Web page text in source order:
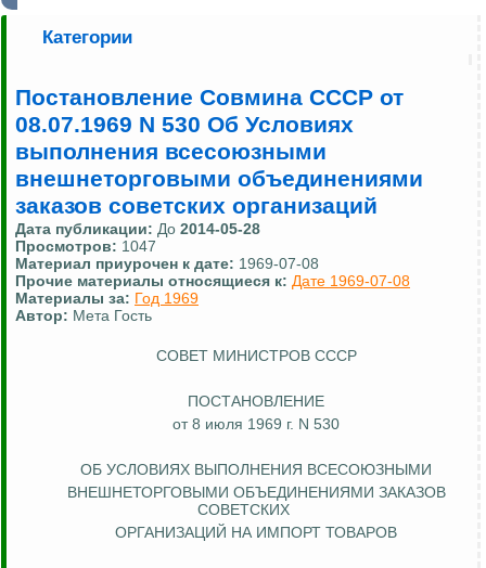
Категории
Постановление Совмина СССР от
08.07.1969 N 530 Об Условиях
выполнения всесоюзными
внешнеторговыми объединениями
заказов советских организаций
Дата публикации: До 2014-05-28
Просмотров: 1047
Материал приурочен к дате: 1969-07-08
Прочие материалы относящиеся к: Дате 1969-07-08
Материалы за: Год 1969
Автор: Мета Гость
СОВЕТ МИНИСТРОВ СССР
ПОСТАНОВЛЕНИЕ
от 8 июля 1969 г. N 530
ОБ УСЛОВИЯХ ВЫПОЛНЕНИЯ ВСЕСОЮЗНЫМИ
ВНЕШНЕТОРГОВЫМИ ОБЪЕДИНЕНИЯМИ ЗАКАЗОВ
СОВЕТСКИХ
ОРГАНИЗАЦИЙ НА ИМПОРТ ТОВАРОВ